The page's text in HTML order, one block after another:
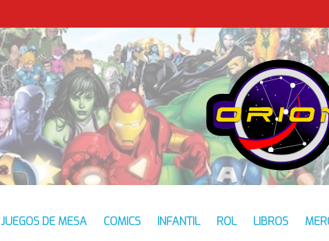
JUEGOS DE MESA COMICS INFANTIL ROL LIBROS